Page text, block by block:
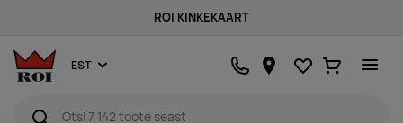
ROI KINKEKAART
EST Lemmikud
Ostukorv